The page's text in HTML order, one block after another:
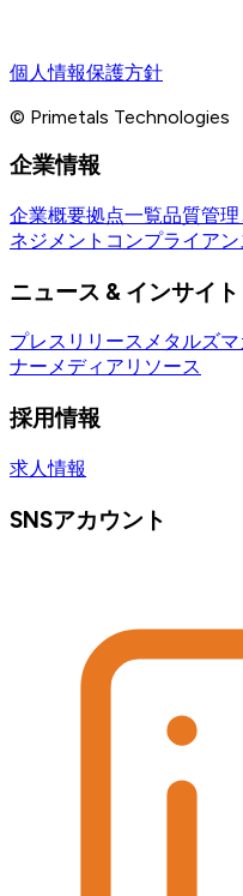
個人情報保護方針
© Primetals Technologies
企業情報
企業概要拠点一覧品質管
ネジメント コンプライアン
ニュース & インサイト
プレスリリース メタルズ
ナーメディアリソース
採用情報
求人情報
SNSアカウント